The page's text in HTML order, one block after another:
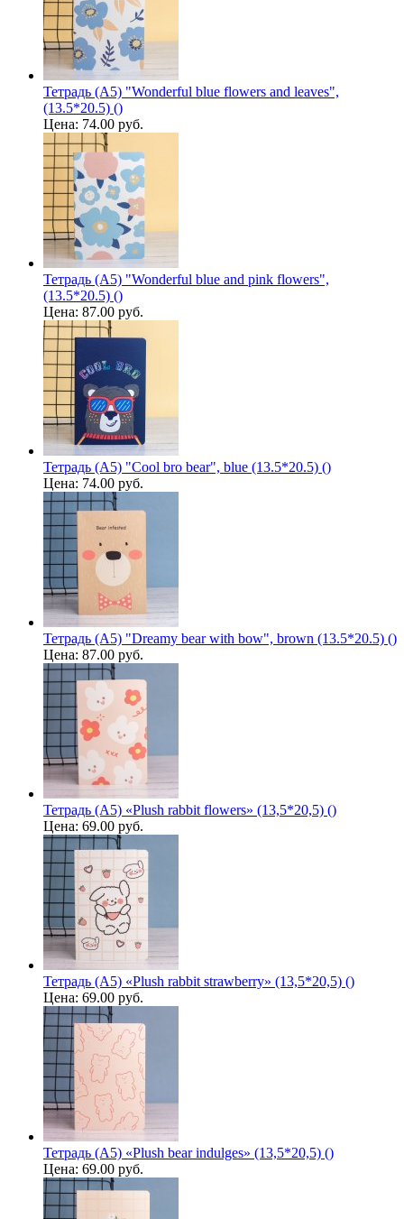
Тетрадь (A5) "Wonderful blue flowers and leaves",
(13.5*20.5) ()
Цена: 74.00 руб.
Тетрадь (A5) "Wonderful blue and pink flowers",
(13.5*20.5) ()
Цена: 87.00 руб.
Тетрадь (A5) "Cool bro bear", blue (13.5*20.5) ()
Цена: 74.00 руб.
Тетрадь (A5) "Dreamy bear with bow", brown (13.5*20.5) ()
Цена: 87.00 руб.
Тетрадь (A5) «Plush rabbit flowers» (13,5*20,5) ()
Цена: 69.00 руб.
Тетрадь (A5) «Plush rabbit strawberry» (13,5*20,5) ()
Цена: 69.00 руб.
Тетрадь (A5) «Plush bear indulges» (13,5*20,5) ()
Цена: 69.00 руб.